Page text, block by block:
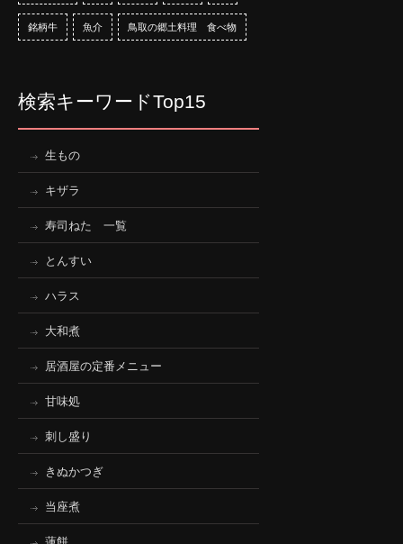
銘柄牛 魚介 鳥取の郷土料理 食べ物
検索キーワードTop15
生もの
キザラ
寿司ねた 一覧
とんすい
ハラス
大和煮
居酒屋の定番メニュー
甘味処
刺し盛り
きぬかつぎ
当座煮